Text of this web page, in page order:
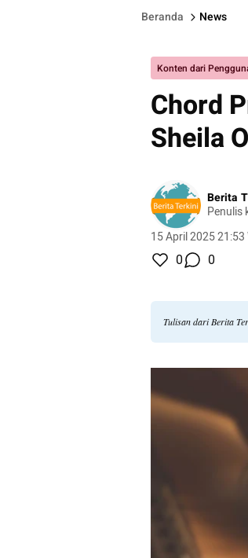
Beranda News
Konten dari
Chord
Sheila
Berita
Penulis
15 April 2025 21:53
0 0
Tulisan dari Berita